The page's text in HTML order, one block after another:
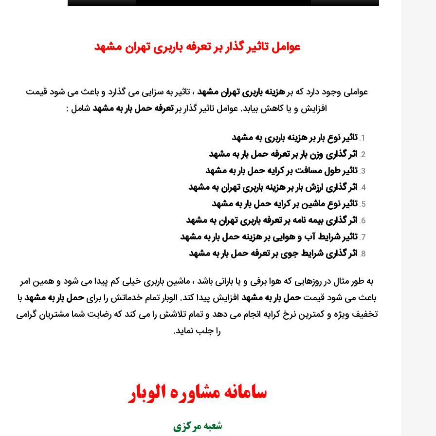
عوامل تاثیر گذار بر تعرفه باربری تهران مشهد
عواملی وجود دارد که برهزینه باربری تهران مشهد ، تاثیر به سزایی می گذارد و باعث می شود قیمت
افزایش و یا کاهش بیابد. عوامل تاثیر گذار برتعرفه حمل بار به مشهدشامل :
تاثیر نوع بار بر هزینه باربری به مشهد
اثر گذاری وزن بار بر تعرفه حمل بار به مشهد
تاثیر طول مسافت بر کرایه حمل بار به مشهد
اثر گذاری ارزش بار بر هزینه باربری تهران به مشهد
تاثیر نوع ماشین بر کرایه حمل بار به مشهد
اثر گذاری بیمه نامه بر تعرفه باربری تهران به مشهد
تاثیر شرایط آب و هوایی بر هزینه حمل بار به مشهد
اثر گذاری شرایط جوی بر تعرفه حمل بار به مشهد
به طور مثال در روزهایی که هوا برفی و یا بارانی باشد ، ماشین باربری خیلی کم پیدا می شود و همین امر
باعث می شود قیمتحمل بار به مشهد افزایش پیدا کند. الوبار تمام خدماتش را برایحمل بار به مشهدبا
تخفیف ویژه و کمترین نرخ کرایه انجام می دهد و تمام تلاشش را می کند که رضایت شما مشتریان گرامی
را جلب نماید.